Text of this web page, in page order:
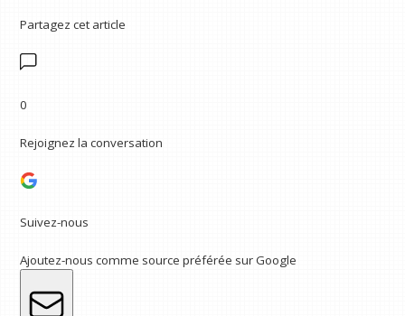
Partagez cet article
0
Rejoignez la conversation
Suivez-nous
Ajoutez-nous comme source préférée sur Google